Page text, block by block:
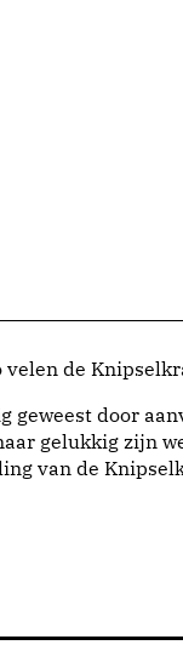
de
geweest door
gelukkig zijn
van de